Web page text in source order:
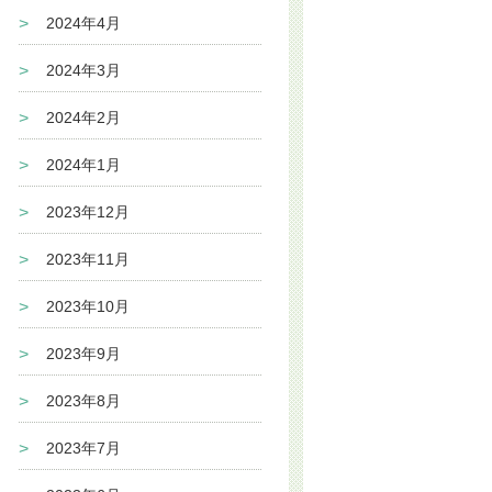
2024年4月
2024年3月
2024年2月
2024年1月
2023年12月
2023年11月
2023年10月
2023年9月
2023年8月
2023年7月